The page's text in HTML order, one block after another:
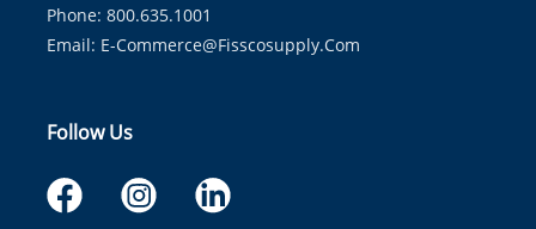
Phone: 800.635.1001
Email: E-Commerce@fisscosupply.com
Follow Us